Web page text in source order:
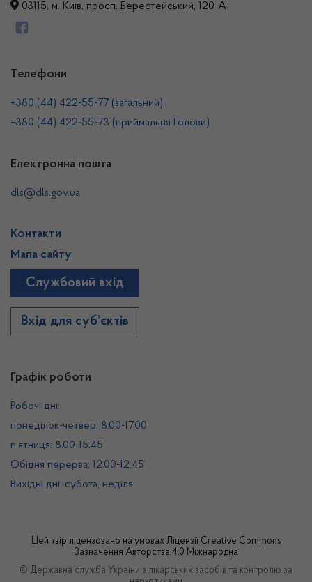
03115, м. Київ, просп. Берестейський, 120-А
Графік роботи
Робочі дні:
понеділок-четвер: 8.00-17.00
п’ятниця: 8.00-15.45
Обідня перерва: 12.00-12.45
Вихідні дні: субота, неділя
Телефони
+380 (44) 422-55-77 (загальний)
+380 (44) 422-55-73 (приймальня Голови)
Електронна пошта
dls@dls.gov.ua
Контакти
Мапа сайту
Службовий вхід
Вхід для суб’єктів
Цей твір ліцензовано на умовах Ліцензії Creative Commons
Зазначення Авторства 4.0 Міжнародна
© Державна служба України з лікарських засобів та контролю за